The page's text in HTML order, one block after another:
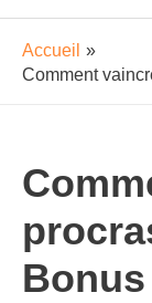
Accueil
Comment